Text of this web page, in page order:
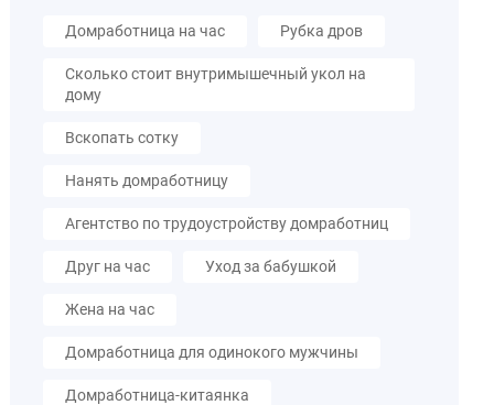
Домработница на час Рубка дров
Сколько стоит внутримышечный укол на
дому
Вскопать сотку
Нанять домработницу
Агентство по трудоустройству домработниц
Друг на час Уход за бабушкой
Жена на час
Домработница для одинокого мужчины
Домработница-китаянка